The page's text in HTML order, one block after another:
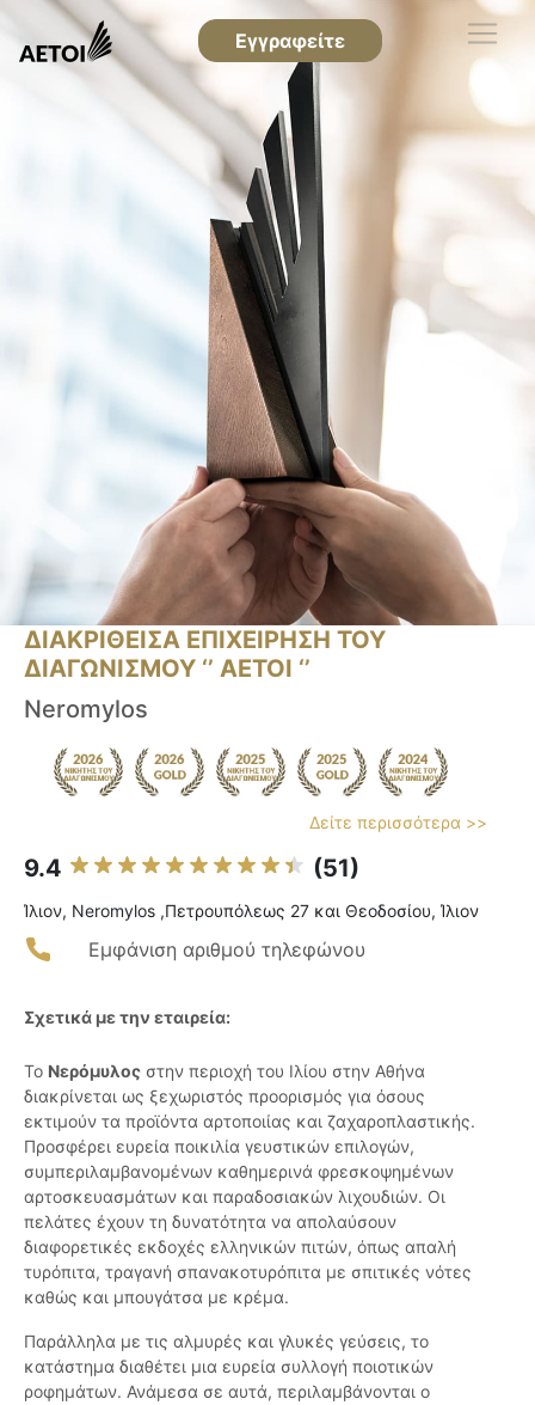
Εγγραφείτε
ΔΙΑΚΡΙΘΕΙΣΑ ΕΠΙΧΕΙΡΗΣΗ ΤΟΥ
ΔΙΑΓΩΝΙΣΜΟΥ ‘’ ΑΕΤΟΙ ‘’
Neromylos
Δείτε περισσότερα >>
9.4 (51)
Ίλιον, Neromylos ,Πετρουπόλεως 27 και Θεοδοσίου, Ίλιον
Εμφάνιση αριθμού τηλεφώνου
Σχετικά με την εταιρεία:
Το Νερόμυλος στην περιοχή του Ιλίου στην Αθήνα
διακρίνεται ως ξεχωριστός προορισμός για όσους
εκτιμούν τα προϊόντα αρτοποιίας και ζαχαροπλαστικής.
Προσφέρει ευρεία ποικιλία γευστικών επιλογών,
συμπεριλαμβανομένων καθημερινά φρεσκοψημένων
αρτοσκευασμάτων και παραδοσιακών λιχουδιών. Οι
πελάτες έχουν τη δυνατότητα να απολαύσουν
διαφορετικές εκδοχές ελληνικών πιτών, όπως απαλή
τυρόπιτα, τραγανή σπανακοτυρόπιτα με σπιτικές νότες
καθώς και μπουγάτσα με κρέμα.
Παράλληλα με τις αλμυρές και γλυκές γεύσεις, το
κατάστημα διαθέτει μια ευρεία συλλογή ποιοτικών
ροφημάτων. Ανάμεσα σε αυτά, περιλαμβάνονται ο